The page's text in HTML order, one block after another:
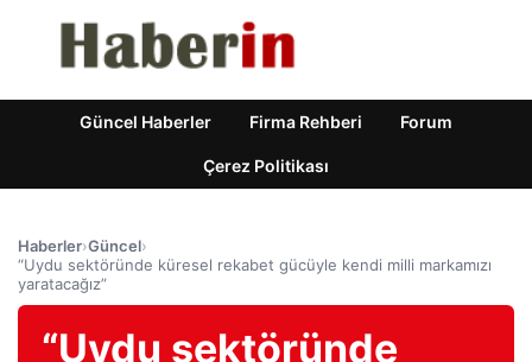
Güncel Haberler Firma Rehberi Forum
Çerez Politikası
Haberler›Güncel›
“Uydu sektöründe küresel rekabet gücüyle kendi milli markamızı
yaratacağız”
“Uydu sektöründe